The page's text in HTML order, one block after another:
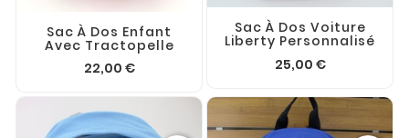
Sac À Dos Enfant
Avec Tractopelle
22,00 €
Sac À Dos Voiture
Liberty Personnalisé
25,00 €